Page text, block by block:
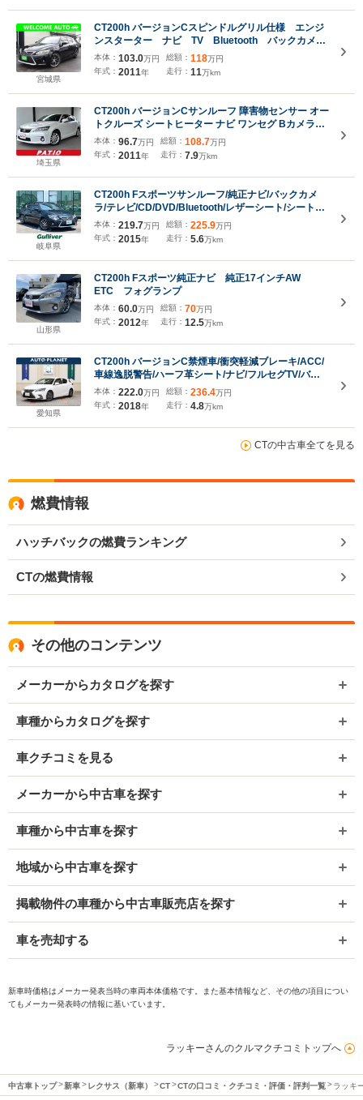
宮城県
CT200h バージョンCスピンドルグリル仕様 エンジ
ンスターター ナビ TV Bluetooth バックカメ
ラ シートヒーター クルーズコントロール 17アル
ミ ETC スマートキー
本体： 103.0万円
年式： 2011年
総額： 118万円
走行： 11万km
埼玉県
CT200h バージョンCサンルーフ 障害物センサー オー
トクルーズ シートヒーター ナビ ワンセグ Bカメラ
LEDヘッドライト AW16インチ スマキー 禁煙車 取扱
説明書 フルフラット ABS オートライト フォグ 電格
ミラー CD
本体： 96.7万円
年式： 2011年
総額： 108.7万円
走行： 7.9万km
岐阜県
CT200h Fスポーツサンルーフ/純正ナビ/バックカメ
ラ/テレビ/CD/DVD/Bluetooth/レザーシート/シートヒ
ーター/ステアリングヒーター/クルーズコントロール/
パドルシフト/ビルトインETC/ドライブレコーダ
本体： 219.7万円
年式： 2015年
総額： 225.9万円
走行： 5.6万km
山形県
CT200h Fスポーツ純正ナビ 純正17インチAW
ETC フォグランプ
本体： 60.0万円
年式： 2012年
総額： 70万円
走行： 12.5万km
愛知県
CT200h バージョンC禁煙車/衝突軽減ブレーキ/ACC/
車線逸脱警告/ハーフ革シート/ナビ/フルセグTV/バッ
クカメラ/パワーシート/シートヒーター/LEDヘッドラ
イト/スマートキー/アルミ/ETC2.0/パドルシフト/
本体： 222.0万円
年式： 2018年
総額： 236.4万円
走行： 4.8万km
CTの中古車全てを見る
燃費情報
ハッチバックの燃費ランキング
CTの燃費情報
その他のコンテンツ
メーカーからカタログを探す
車種からカタログを探す
車クチコミを見る
メーカーから中古車を探す
車種から中古車を探す
地域から中古車を探す
掲載物件の車種から中古車販売店を探す
車を売却する
新車時価格はメーカー発表当時の車両本体価格です。また基本情報など、その他の項目につい
てもメーカー発表時の情報に基いています。
ラッキーさんのクルマクチコミトップへ
中古車トップ 新車 レクサス（新車） CT CTの口コミ・クチコミ・評価・評判一覧 ラッキ